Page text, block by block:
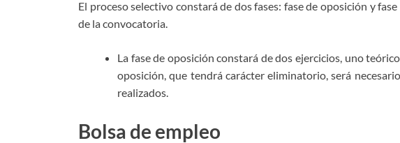
El proceso selectivo constará de dos fases: fase de oposición y
de la convocatoria.
La fase de oposición constará de dos ejercicios, uno
oposición, que tendrá carácter eliminatorio, será
realizados.
Bolsa de empleo